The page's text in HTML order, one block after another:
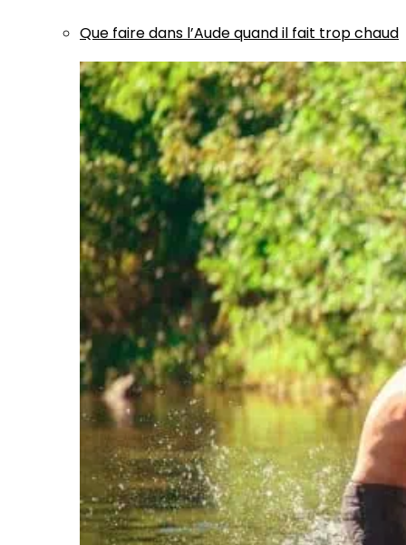
Que faire dans l’Aude quand il fait trop chaud